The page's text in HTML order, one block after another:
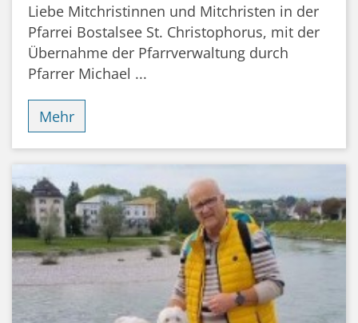
Liebe Mitchristinnen und Mitchristen in der
Pfarrei Bostalsee St. Christophorus, mit der
Übernahme der Pfarrverwaltung durch
Pfarrer Michael ...
Mehr